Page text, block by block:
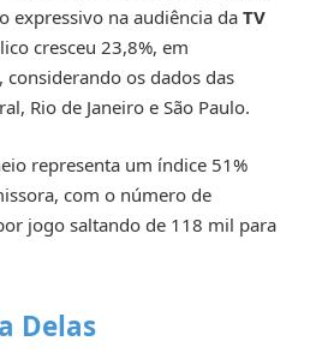
expressivo na audiência da TV
cresceu 23,8%, em
os dados das
Rio de Janeiro e São Paulo.
representa um índice 51%
com o número de
jogo saltando de 118 mil para
Delas